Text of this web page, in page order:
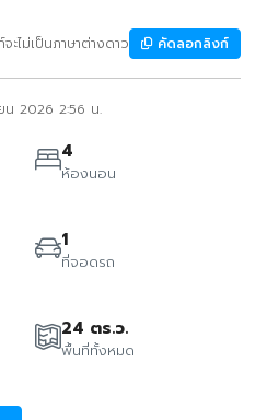
ไม่เป็นภาษาต่างดาว คัดลอกลิงก์
น 2026 2:56 น.
4
ห้องนอน
1
ที่จอดรถ
24 ตร.ว.
พื้นที่ทั้งหมด